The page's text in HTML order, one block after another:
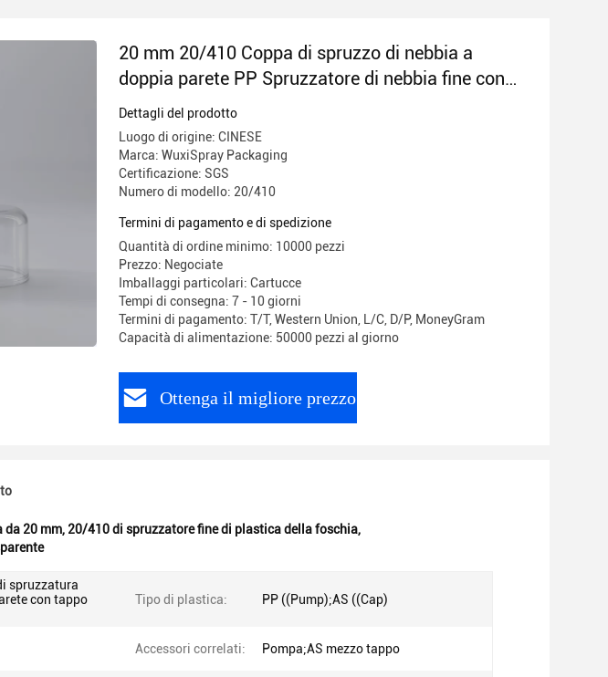
20 mm 20/410 Coppa di spruzzo di nebbia a
doppia parete PP Spruzzatore di nebbia fine con
tappo trasparente
Dettagli del prodotto
Luogo di origine: CINESE
Marca: WuxiSpray Packaging
Certificazione: SGS
Numero di modello: 20/410
Termini di pagamento e di spedizione
Quantità di ordine minimo: 10000 pezzi
Prezzo: Negociate
Imballaggi particolari: Cartucce
Tempi di consegna: 7 - 10 giorni
Termini di pagamento: T/T, Western Union, L/C, D/P, MoneyGram
Capacità di alimentazione: 50000 pezzi al giorno
Ottenga il migliore prezzo
da 20 mm, 20/410 di spruzzatore fine di plastica della foschia,
spruzzatura
con tappo
Tipo di plastica: PP ((Pump);AS ((Cap)
Accessori correlati: Pompa;AS mezzo tappo